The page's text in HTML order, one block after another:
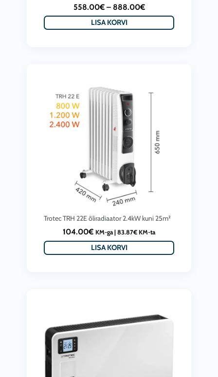
558.00€ – 888.00€P
8
0
0
u
LISA KORVI
Trotec TRH 22E õliradiaator 2.4kW kuni 25m²
104.00€ KM-ga | 83.87€ KM-ta
LISA KORVI